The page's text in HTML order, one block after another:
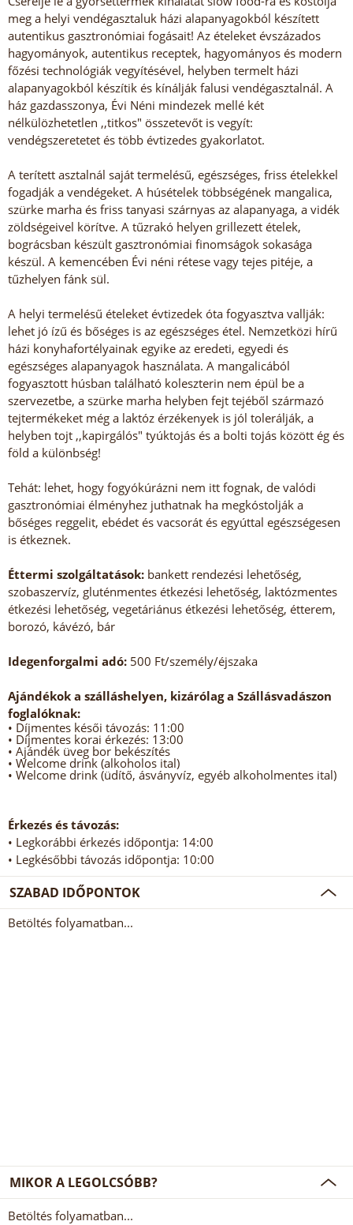
meg a helyi vendégasztaluk házi alapanyagokból készített
autentikus gasztronómiai fogásait! Az ételeket évszázados
hagyományok, autentikus receptek, hagyományos és modern
főzési technológiák vegyítésével, helyben termelt házi
alapanyagokból készítik és kínálják falusi vendégasztalnál. A
ház gazdasszonya, Évi Néni mindezek mellé két
nélkülözhetetlen ,,titkos" összetevőt is vegyít:
vendégszeretetet és több évtizedes gyakorlatot.
A terített asztalnál saját termelésű, egészséges, friss ételekkel
fogadják a vendégeket. A húsételek többségének mangalica,
szürke marha és friss tanyasi szárnyas az alapanyaga, a vidék
zöldségeivel körítve. A tűzrakó helyen grillezett ételek,
bográcsban készült gasztronómiai finomságok sokasága
készül. A kemencében Évi néni rétese vagy tejes pitéje, a
tűzhelyen fánk sül.
A helyi termelésű ételeket évtizedek óta fogyasztva vallják:
lehet jó ízű és bőséges is az egészséges étel. Nemzetközi hírű
házi konyhafortélyainak egyike az eredeti, egyedi és
egészséges alapanyagok használata. A mangalicából
fogyasztott húsban található koleszterin nem épül be a
szervezetbe, a szürke marha helyben fejt tejéből származó
tejtermékeket még a laktóz érzékenyek is jól tolerálják, a
helyben tojt ,,kapirgálós" tyúktojás és a bolti tojás között ég és
föld a különbség!
Tehát: lehet, hogy fogyókúrázni nem itt fognak, de valódi
gasztronómiai élményhez juthatnak ha megkóstolják a
bőséges reggelit, ebédet és vacsorát és egyúttal egészségesen
is étkeznek.
Éttermi szolgáltatások: bankett rendezési lehetőség,
szobaszervíz, gluténmentes étkezési lehetőség, laktózmentes
étkezési lehetőség, vegetáriánus étkezési lehetőség, étterem,
borozó, kávézó, bár
Idegenforgalmi adó: 500 Ft/személy/éjszaka
Ajándékok a szálláshelyen, kizárólag a Szállásvadászon
foglalóknak:
• Díjmentes késői távozás: 11:00
• Díjmentes korai érkezés: 13:00
• Ajándék üveg bor bekészítés
• Welcome drink (alkoholos ital)
• Welcome drink (üdítő, ásványvíz, egyéb alkoholmentes ital)
Érkezés és távozás:
• Legkorábbi érkezés időpontja: 14:00
• Legkésőbbi távozás időpontja: 10:00
SZABAD IDŐPONTOK
Betöltés folyamatban...
MIKOR A LEGOLCSÓBB?
Betöltés folyamatban...